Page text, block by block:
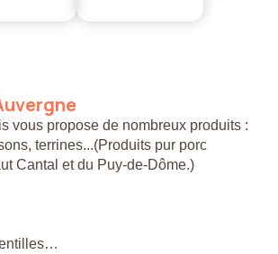
vous propose de nombreux produits :
terrines...(Produits pur porc
Cantal et du Puy-de-Dôme.)